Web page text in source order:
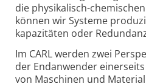
die physi­kalisch-
können wir Systeme
kapa­zi­täten oder
Im CARL werden zwei
der Endan­wender
von Maschinen und